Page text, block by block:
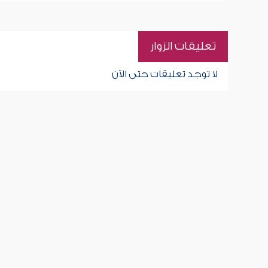
تعليقات الزوار
لا توجد تعليقات حتى الآن